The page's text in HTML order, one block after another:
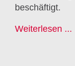
beschäftigt.
Weiterlesen ...